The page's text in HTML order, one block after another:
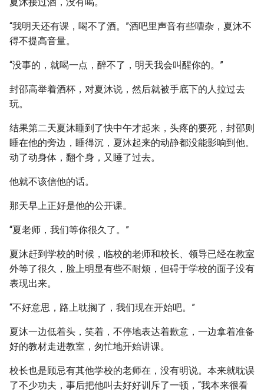
“我明天还有课，喝不了酒。”酒吧里声音有些嘈杂，夏沐不
得不提高音量。
“没事的，就喝一点，醉不了，明天我会叫醒你的。”
封邵高举着酒杯，对夏沐说，然后就被手底下的人拉过去
玩。
结果第二天夏沐睡到了快中午才起来，头疼的要死，封邵则
睡在他的旁边，睡得沉，夏沐起来的动静都没能影响到他。
动了动身体，翻个身，又睡了过去。
他就不该信他的话。
那天早上正好是他的公开课。
“夏老师，我们等你很久了。”
夏沐赶到学校的时候，临校的老师和校长、领导已经在教室
外等了很久，脸上明显有些不耐烦，但碍于学校的面子没有
表现出来。
“不好意思，路上耽搁了，我们现在开始吧。”
夏沐一边低着头，笑着，不停地表达着歉意，一边拿着准备
好的教材走进教室，匆忙地开始讲课。
校长也是顾忌有其他学校的老师在，没有明说。本来就耽误
了不少功夫，事后把他叫去好好训斥了一顿，“我本来很看